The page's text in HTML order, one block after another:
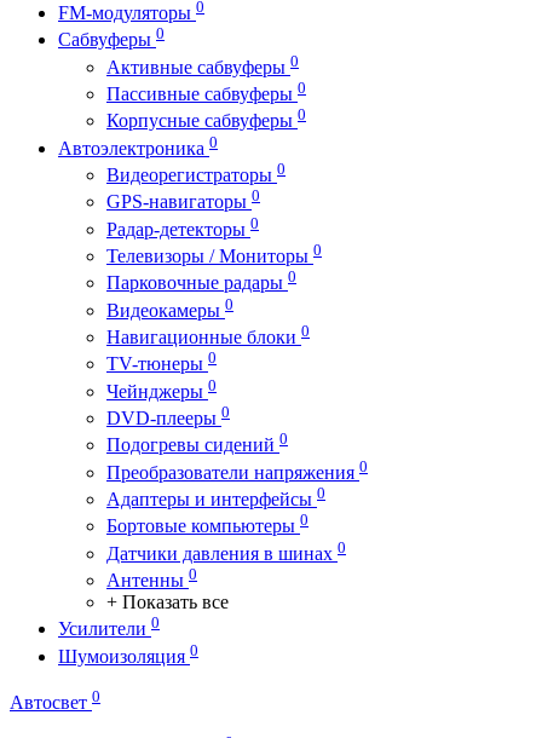
FM-модуляторы 0
Сабвуферы 0
Активные сабвуферы 0
Пассивные сабвуферы 0
Корпусные сабвуферы 0
Автоэлектроника 0
Видеорегистраторы 0
GPS-навигаторы 0
Радар-детекторы 0
Телевизоры / Мониторы 0
Парковочные радары 0
Видеокамеры 0
Навигационные блоки 0
TV-тюнеры 0
Чейнджеры 0
DVD-плееры 0
Подогревы сидений 0
Преобразователи напряжения 0
Адаптеры и интерфейсы 0
Бортовые компьютеры 0
Датчики давления в шинах 0
Антенны 0
+ Показать все
Усилители 0
Шумоизоляция 0
Автосвет 0